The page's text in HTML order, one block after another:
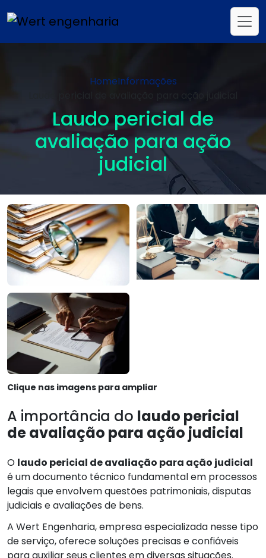
HomeInformações
Laudo pericial de
avaliação para ação
judicial
Clique nas imagens para ampliar
A importância do laudo pericial
de avaliação para ação judicial
O laudo pericial de avaliação para ação judicial
é um documento técnico fundamental em processos
legais que envolvem questões patrimoniais, disputas
judiciais e avaliações de bens.
A Wert Engenharia, empresa especializada nesse tipo
de serviço, oferece soluções precisas e confiáveis